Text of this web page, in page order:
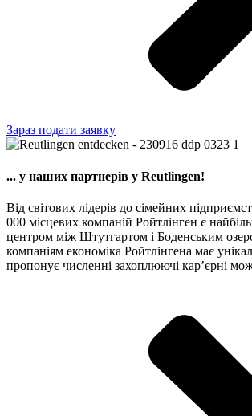
Зараз подати заявку
... у наших партнерів у Reutlingen!
Від світових лідерів до сімейних
000 місцевих компаній Ройтлінген є
центром між Штутгартом і Боденським
компаніям економіка Ройтлінгена має
пропонує численні захоплюючі кар’єрні